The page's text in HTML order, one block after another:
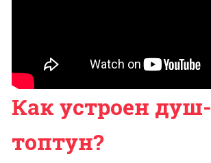
Как устроен душ-
топтун?